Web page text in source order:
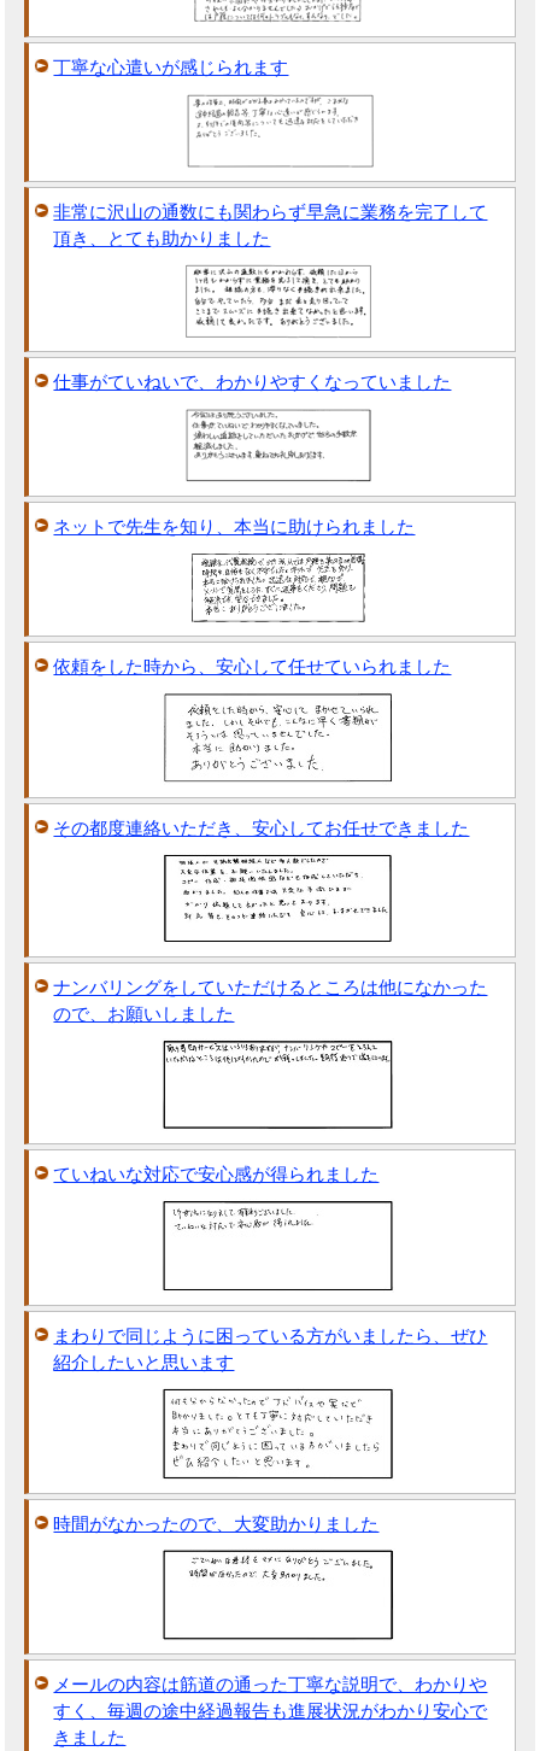
丁寧な心遣いが感じられます
非常に沢山の通数にも関わらず早急に業務を完了して
頂き、とても助かりました
仕事がていねいで、わかりやすくなっていました
ネットで先生を知り、本当に助けられました
依頼をした時から、安心して任せていられました
その都度連絡いただき、安心してお任せできました
ナンバリングをしていただけるところは他になかった
ので、お願いしました
ていねいな対応で安心感が得られました
まわりで同じように困っている方がいましたら、ぜひ
紹介したいと思います
時間がなかったので、大変助かりました
メールの内容は筋道の通った丁寧な説明で、わかりや
すく、毎週の途中経過報告も進展状況がわかり安心で
きました